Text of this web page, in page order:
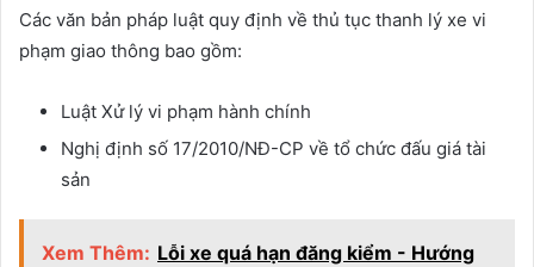
Các văn bản pháp luật quy định về thủ tục thanh lý xe vi
phạm giao thông bao gồm:
Luật Xử lý vi phạm hành chính
Nghị định số 17/2010/NĐ-CP về tổ chức đấu giá tài
sản
Xem Thêm: Lỗi xe quá hạn đăng kiểm - Hướng